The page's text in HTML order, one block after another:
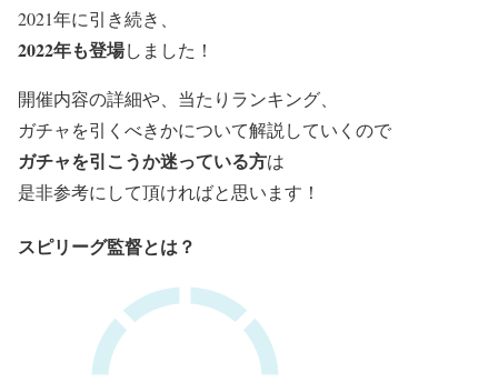
2021年に引き続き、
2022年も登場しました！
開催内容の詳細や、当たりランキング、
ガチャを引くべきかについて解説していくので
ガチャを引こうか迷っている方は
是非参考にして頂ければと思います！
スピリーグ監督とは？